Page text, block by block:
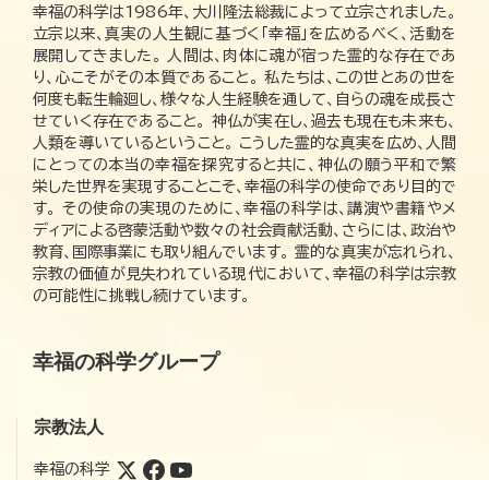
幸福の科学は1986年、大川隆法総裁によって立宗されました。
立宗以来、真実の人生観に基づく「幸福」を広めるべく、活動を
展開してきました。 人間は、肉体に魂が宿った霊的な存在であ
り、心こそがその本質であること。 私たちは、この世とあの世を
何度も転生輪廻し、様々な人生経験を通して、自らの魂を成長さ
せていく存在であること。 神仏が実在し、過去も現在も未来も、
人類を導いているということ。 こうした霊的な真実を広め、人間
にとっての本当の幸福を探究すると共に、神仏の願う平和で繁
栄した世界を実現することこそ、幸福の科学の使命であり目的で
す。 その使命の実現のために、幸福の科学は、講演や書籍やメ
ディアによる啓蒙活動や数々の社会貢献活動、さらには、政治や
教育、国際事業にも取り組んでいます。 霊的な真実が忘れられ、
宗教の価値が見失われている現代において、幸福の科学は宗教
の可能性に挑戦し続けています。
幸福の科学グループ
宗教法人
幸福の科学